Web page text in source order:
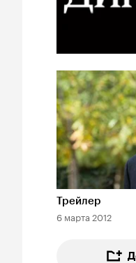
Трейлер
6 марта 2012